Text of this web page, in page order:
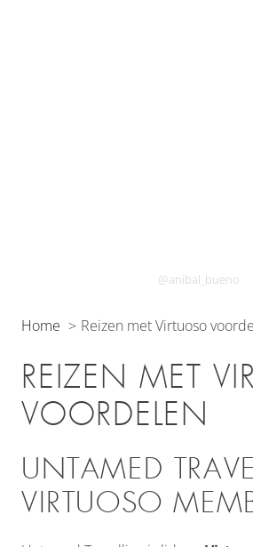
@anibal_bueno
Home Reizen met Virtuoso
REIZEN MET
VOORDELEN
UNTAMED
VIRTUOSO